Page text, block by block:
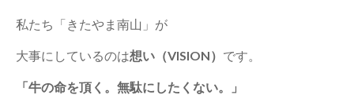
私たち「きたやま南山」が
大事にしているのは想い（VISION） です。
「牛の命を頂く。無駄にしたくない。」